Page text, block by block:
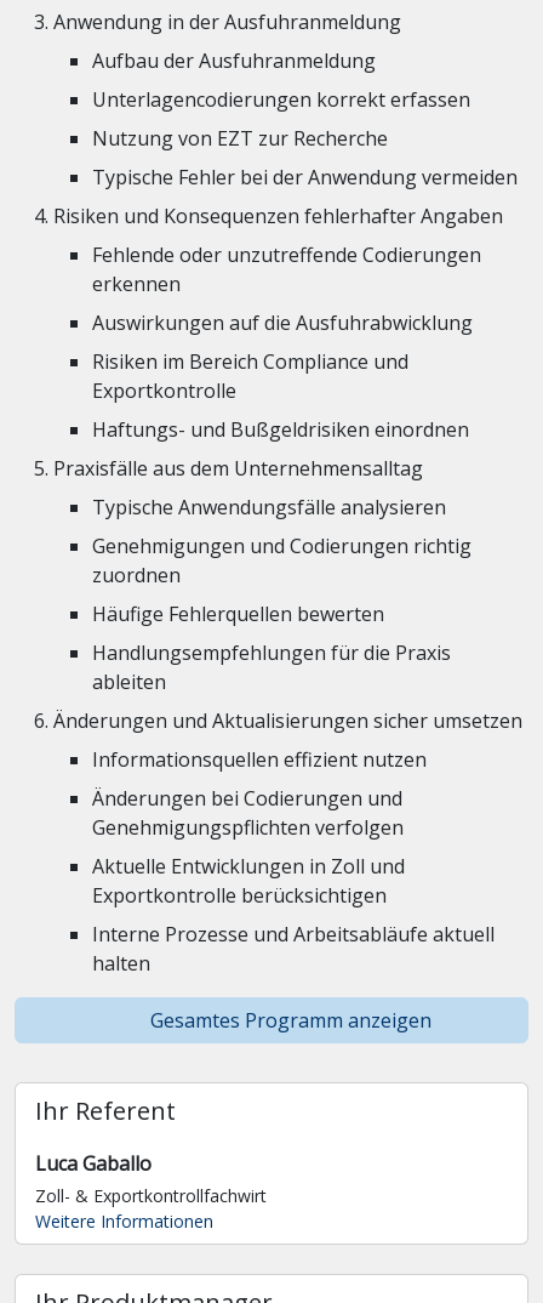
Anwendung in der Ausfuhranmeldung
Aufbau der Ausfuhranmeldung
Unterlagencodierungen korrekt erfassen
Nutzung von EZT zur Recherche
Typische Fehler bei der Anwendung vermeiden
Risiken und Konsequenzen fehlerhafter Angaben
Fehlende oder unzutreffende Codierungen
erkennen
Auswirkungen auf die Ausfuhrabwicklung
Risiken im Bereich Compliance und
Exportkontrolle
Haftungs- und Bußgeldrisiken einordnen
Praxisfälle aus dem Unternehmensalltag
Typische Anwendungsfälle analysieren
Genehmigungen und Codierungen richtig
zuordnen
Häufige Fehlerquellen bewerten
Handlungsempfehlungen für die Praxis
ableiten
Änderungen und Aktualisierungen sicher umsetzen
Informationsquellen effizient nutzen
Änderungen bei Codierungen und
Genehmigungspflichten verfolgen
Aktuelle Entwicklungen in Zoll und
Exportkontrolle berücksichtigen
Interne Prozesse und Arbeitsabläufe aktuell
halten
Gesamtes Programm anzeigen
Ihr Referent
Luca Gaballo
Zoll- & Exportkontrollfachwirt
Weitere Informationen